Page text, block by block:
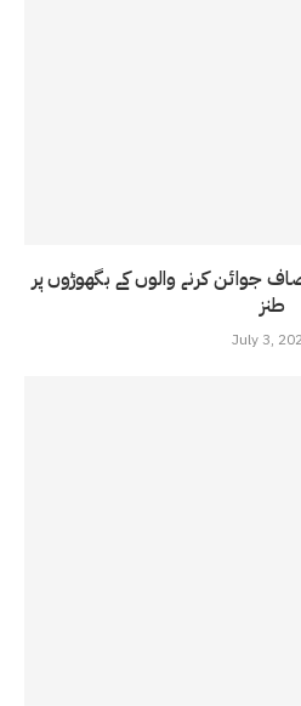
کرنے والوں کے بگھوڑوں پر
طنز
July 3,